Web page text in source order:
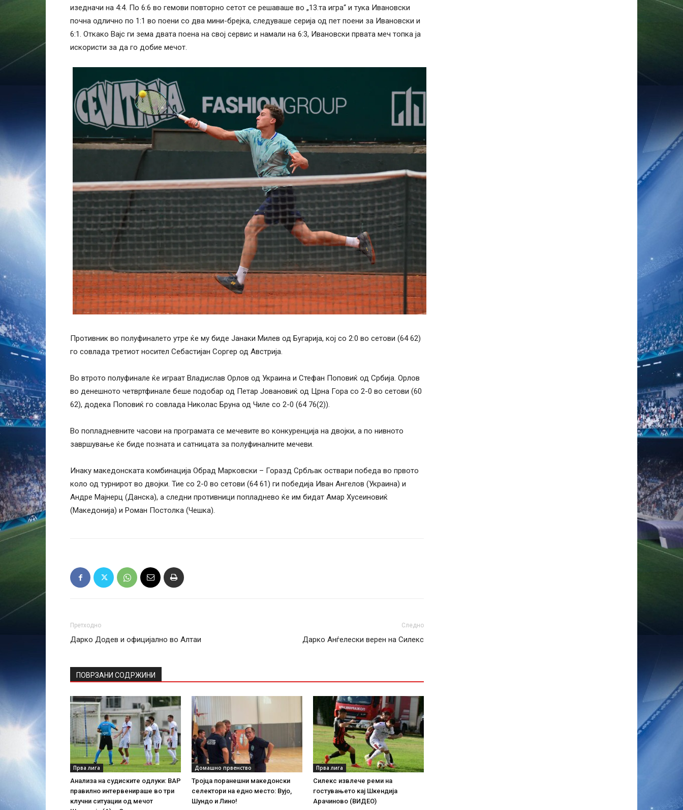
изедначи на 4:4. По 6:6 во гемови повторно сетот се решаваше во „13.та игра“ и тука Ивановски
почна одлично по 1:1 во поени со два мини-брејка, следуваше серија од пет поени за Ивановски и
6:1. Откако Вајс ги зема двата поена на свој сервис и намали на 6:3, Ивановски првата меч топка ја
искористи за да го добие мечот.
Противник во полуфиналето утре ќе му биде Јанаки Милев од Бугарија, кој со 2:0 во сетови (64 62)
го совлада третиот носител Себастијан Соргер од Австрија.
Во втрото полуфинале ќе играат Владислав Орлов од Украина и Стефан Поповиќ од Србија. Орлов
во денешното четвртфинале беше подобар од Петар Јовановиќ од Црна Гора со 2-0 во сетови (60
62), додека Поповиќ го совлада Николас Бруна од Чиле со 2-0 (64 76(2)).
Во попладневните часови на програмата се мечевите во конкуренција на двојки, а по нивното
завршување ќе биде позната и сатницата за полуфиналните мечеви.
Инаку македонската комбинација Обрад Марковски – Горазд Србљак оствари победа во првото
коло од турнирот во двојки. Тие со 2-0 во сетови (64 61) ги победија Иван Ангелов (Украина) и
Андре Мајнерц (Данска), а следни противници попладнево ќе им бидат Амар Хусеиновиќ
(Македонија) и Роман Постолка (Чешка).
Претходно
Дарко Додев и официјално во Алтаи
Следно
Дарко Анѓелески верен на Силекс
ПОВРЗАНИ СОДРЖИНИ
Прва лига
Анализа на судиските одлуки: ВАР
правилно интервенираше во три
клучни ситуации од мечот
Домашно првенство
Тројца поранешни македонски
селектори на едно место: Вујо,
Шундо и Лино!
Прва лига
Силекс извлече реми на
гостувањето кај Шкендија
Арачиново (ВИДЕО)